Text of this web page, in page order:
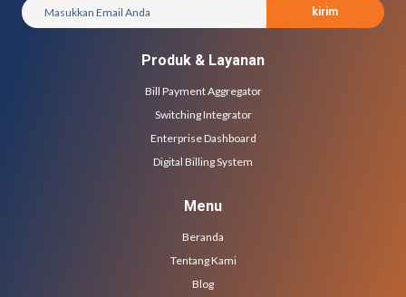
kirim
Produk & Layanan
Bill Payment Aggregator
Switching Integrator
Enterprise Dashboard
Digital Billing System
Menu
Beranda
Tentang Kami
Blog